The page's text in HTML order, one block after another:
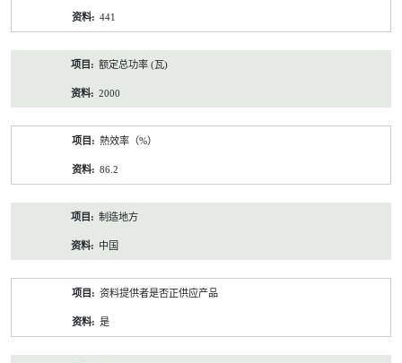
441
额定总功率 (瓦)
2000
熱效率（%）
86.2
制造地方
中国
资料提供者是否正供应产品
是